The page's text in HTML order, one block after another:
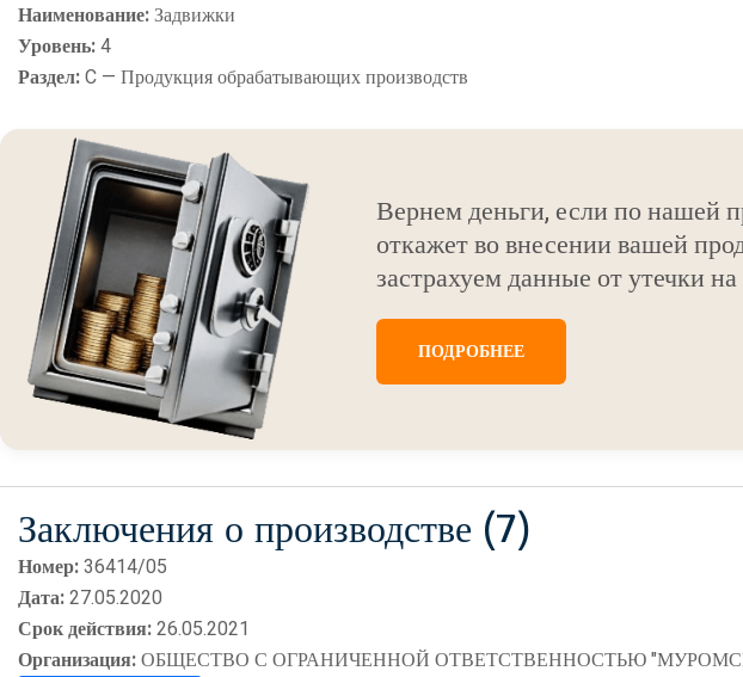
Наименование:Задвижки
Уровень:4
Раздел:C — Продукция обрабатывающих производств
Вернем деньги, если по
откажет во внесении вашей
застрахуем данные от утечки
ПОДРОБНЕЕ
Заключения о производстве (7)
Номер:36414/05
Дата:27.05.2020
Срок действия:26.05.2021
Организация:ОБЩЕСТВО С ОГРАНИЧЕННОЙ ОТВЕТСТВЕННОСТЬЮ